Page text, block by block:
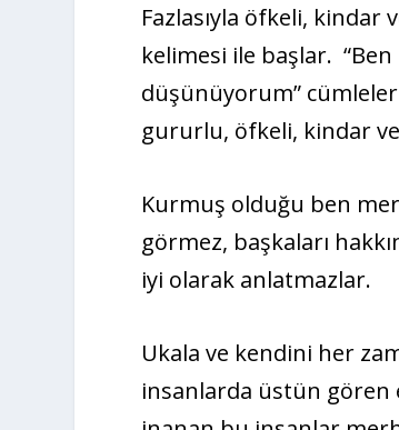
Fazlasıyla öfkeli,
kelimesi ile başlar.
düşünüyorum”
gururlu, öfkeli, kindar
Kurmuş olduğu ben
görmez, başkaları
iyi olarak anlatmazlar.
Ukala ve kendini her
insanlarda üstün gören